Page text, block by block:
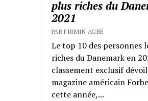
plus riches du
2021
PAR FIRMIN AGBÉ
Le top 10 des personnes
riches du Danemark en
classement exclusif
magazine américain
cette année,...